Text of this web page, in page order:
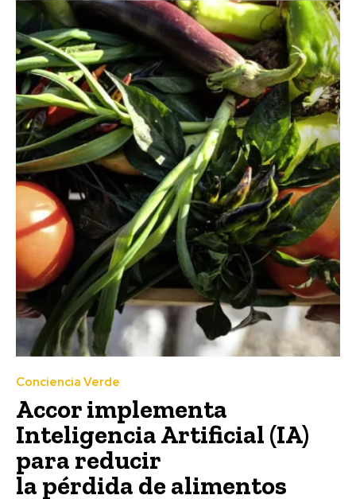
Conciencia Verde
Accor implementa
Inteligencia Artificial (IA)
para reducir
la pérdida de alimentos